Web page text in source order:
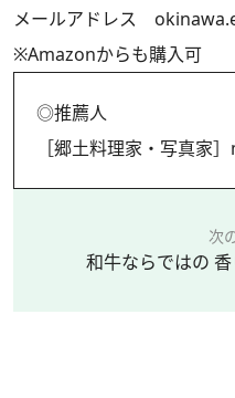
メールアドレス
※Amazonからも購入可
◎推薦人
［郷土料理家・写真家
次
和牛ならではの